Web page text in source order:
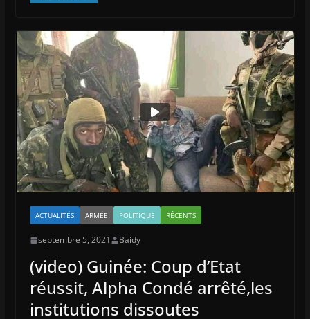
ACTUALITÉS ARMÉE POLITIQUE RÉCENTS
septembre 5, 2021 Baidy
(video) Guinée: Coup d’Etat
réussit, Alpha Condé arrêté,les
institutions dissoutes